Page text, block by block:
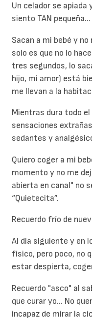
Un celador se apiada
siento TAN pequeña...
Sacan a mi bebé y no
solo es que no lo
tres segundos, lo
hijo, mi amor) está
me llevan a la
Mientras dura todo el
sensaciones
sedantes y
Quiero coger a mi
momento y no me
abierta en canal" no
“Quietecita”.
Recuerdo frío de
Al día siguiente y en
físico, pero poco, no
estar despierta,
Recuerdo "asco" al
que curar yo... No
incapaz de mirar la